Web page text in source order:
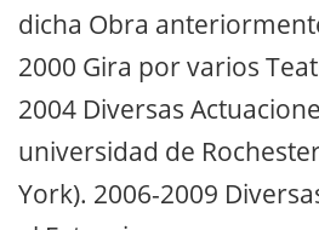
dicha Obra
2000 Gira por varios
2004 Diversas
universidad de
York). 2006-2009